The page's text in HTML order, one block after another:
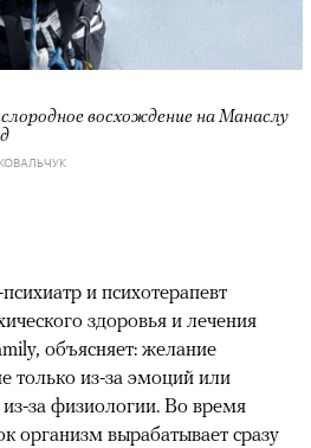
восхождение на Манаслу
и психотерапевт
здоровья и лечения
объясняет: желание
только из-за эмоций или
за физиологии. Во время
организм вырабатывает сразу